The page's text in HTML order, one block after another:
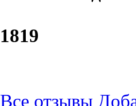
1819
Все отзывы